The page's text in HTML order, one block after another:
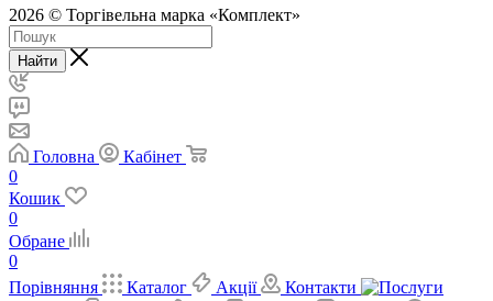
2026 © Торгівельна марка «Комплект»
Найти
Головна
Кабінет
0
Кошик
0
Обране
0
Порівняння
Каталог Акції
Контакти